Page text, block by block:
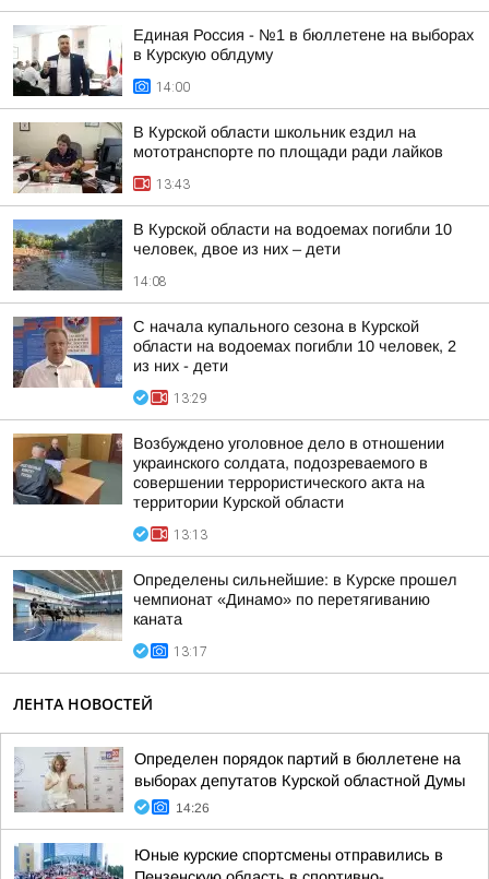
Единая Россия - №1 в бюллетене на выборах
в Курскую облдуму
14:00
В Курской области школьник ездил на
мототранспорте по площади ради лайков
13:43
В Курской области на водоемах погибли 10
человек, двое из них – дети
14:08
С начала купального сезона в Курской
области на водоемах погибли 10 человек, 2
из них - дети
13:29
Возбуждено уголовное дело в отношении
украинского солдата, подозреваемого в
совершении террористического акта на
территории Курской области
13:13
Определены сильнейшие: в Курске прошел
чемпионат «Динамо» по перетягиванию
каната
13:17
ЛЕНТА НОВОСТЕЙ
Определен порядок партий в бюллетене на
выборах депутатов Курской областной Думы
14:26
Юные курские спортсмены отправились в